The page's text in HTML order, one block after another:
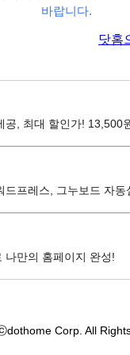
바랍니다.
닷홈
공, 최대 할인가! 13,500
드프레스, 그누보드 자동
나만의 홈페이지 완성!
Corp. All